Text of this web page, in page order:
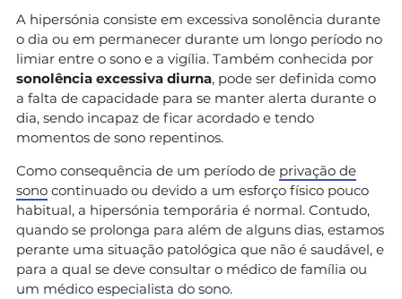
A hipersónia consiste em excessiva sonolência durante
o dia ou em permanecer durante um longo período no
limiar entre o sono e a vigília. Também conhecida por
sonolência excessiva diurna, pode ser definida como
a falta de capacidade para se manter alerta durante o
dia, sendo incapaz de ficar acordado e tendo
momentos de sono repentinos.
Como consequência de um período de privação de
sono continuado ou devido a um esforço físico pouco
habitual, a hipersónia temporária é normal. Contudo,
quando se prolonga para além de alguns dias, estamos
perante uma situação patológica que não é saudável, e
para a qual se deve consultar o médico de família ou
um médico especialista do sono.